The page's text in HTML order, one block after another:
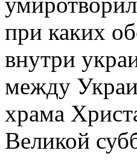
при каких
внутри
между
храма
Великой